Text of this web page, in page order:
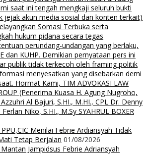
saat ini tengah mengkaji seluruh bukti
jejak akun media sosial dan konten terkait)
Somasi Terbuka serta
hukum pidana secara tegas
perundang-undangan yang berlaku,
dan KUHP. Demikian pernyataan pers ini
publik tidak terkecoh oleh framing politik
menyesatkan yang disebarkan demi
Hormat Kami, TIM ADVOKASI LAW
(Penerima Kuasa H. Agung Nugroho,
Al Bajuri, S.HI., M.HI., CPL Dr. Denny
Niko, S.HI., M.Sy SYAHRUL BOXER
Menilai Febrie Ardiansyah Tidak
Tetap Berjalan 01/08/2026
Jampidsus Febrie Adriansyah